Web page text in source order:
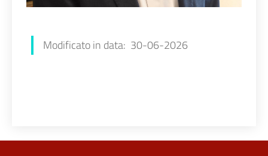
Modificato in data: 30-06-2026